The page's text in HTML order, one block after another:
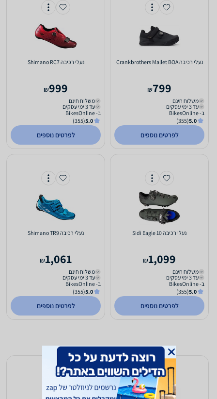
‏נעלי רכיבה Crankbrothers Mallet BOA
799
₪
משלוח חינם
עד 3 ימי עסקים
ב- BikesOnline
5.0
(355)
לפרטים נוספים
‏נעלי רכיבה Shimano RC7
999
₪
משלוח חינם
עד 3 ימי עסקים
ב- BikesOnline
5.0
(355)
לפרטים נוספים
‏נעלי רכיבה Sidi Eagle 10
1,099
₪
משלוח חינם
עד 3 ימי עסקים
ב- BikesOnline
5.0
(355)
לפרטים נוספים
‏נעלי רכיבה Shimano TR9
1,061
₪
משלוח חינם
עד 3 ימי עסקים
ב- BikesOnline
5.0
(355)
לפרטים נוספים